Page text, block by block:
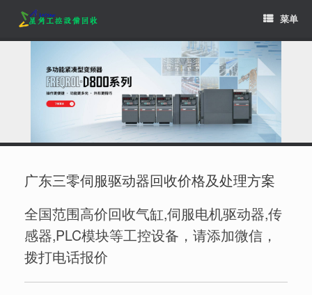
content
菜单
广东三零伺服驱动器回收价格及处理方案
全国范围高价回收气缸,伺服电机驱动器,传
感器,PLC模块等工控设备，请添加微信，
拨打电话报价